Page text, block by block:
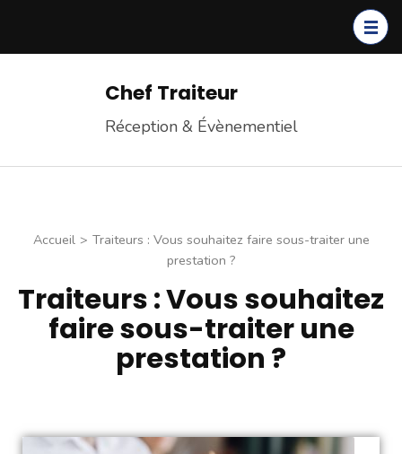
Chef Traiteur
Réception & Évènementiel
Accueil > Traiteurs : Vous souhaitez faire sous-traiter une
prestation ?
Traiteurs : Vous souhaitez
faire sous-traiter une
prestation ?